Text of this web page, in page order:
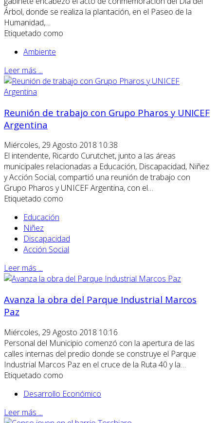
Árbol, donde se realiza la plantación, en el Paseo de la
Humanidad,…
Etiquetado como
Ambiente
Leer más ...
Reunión de trabajo con Grupo Pharos y UNICEF
Argentina
Miércoles, 29 Agosto 2018 10:38
El intendente, Ricardo Curutchet, junto a las áreas
municipales relacionadas a Educación, Discapacidad, Niñez
y Acción Social, compartió una reunión de trabajo con
Grupo Pharos y UNICEF Argentina, con el…
Etiquetado como
Educación
Niñez
Discapacidad
Acción Social
Leer más ...
Avanza la obra del Parque Industrial Marcos
Paz
Miércoles, 29 Agosto 2018 10:16
Personal del Municipio comenzó con la apertura de las
calles internas del predio donde se construye el Parque
Industrial Marcos Paz en el cruce de la Ruta 40 y la…
Etiquetado como
Desarrollo Económico
Leer más ...